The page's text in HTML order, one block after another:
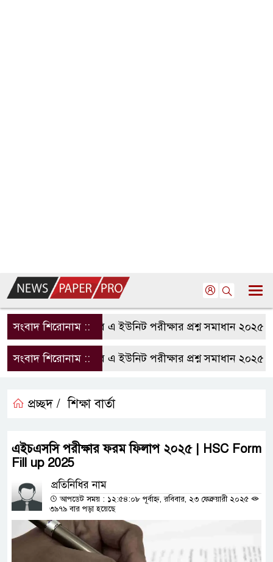
সংবাদ শিরোনাম ::রাবি এ ইউনিট পরীক্ষার প্রশ্ন সমাধান ২০২৫ |
সংবাদ শিরোনাম ::রাবি এ ইউনিট পরীক্ষার প্রশ্ন সমাধান ২০২৫ |
প্রচ্ছদ / শিক্ষা বার্তা
এইচএসসি পরীক্ষার ফরম ফিলাপ ২০২৫ | HSC Form
Fill up 2025
প্রতিনিধির নাম
আপডেট সময় : ১২:৫৪:০৮ পূর্বাহ্ন, রবিবার, ২৩ ফেব্রুয়ারী ২০২৫
৩৯৭৯ বার পড়া হয়েছে